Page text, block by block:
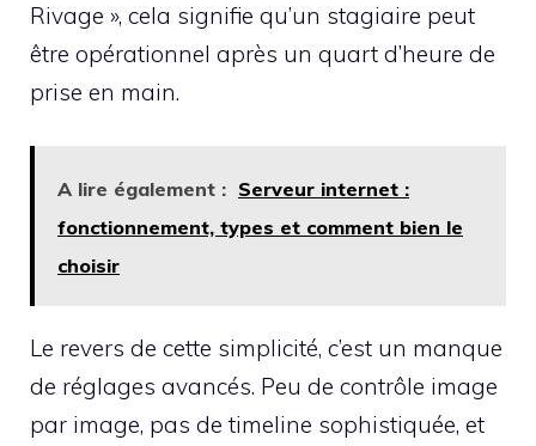
Rivage », cela signifie qu’un stagiaire peut
être opérationnel après un quart d’heure de
prise en main.
A lire également : Serveur internet :
fonctionnement, types et comment bien le
choisir
Le revers de cette simplicité, c’est un manque
de réglages avancés. Peu de contrôle image
par image, pas de timeline sophistiquée, et